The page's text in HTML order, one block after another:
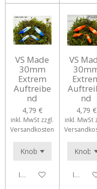
VS Made
30mm
Extrem
Auftreibe
nd
4,79 €
inkl. MwSt zzgl.
Versandkosten
In den Warenkorb
VS
nd
4,79 €
inkl. MwSt
In den